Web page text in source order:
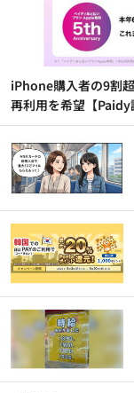
iPhone購入者の9割
再利用を希望【Paidy